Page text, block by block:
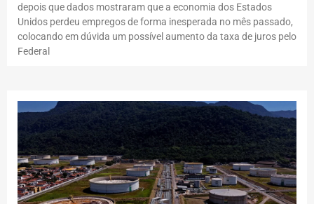
depois que dados mostraram que a economia dos Estados
Unidos perdeu empregos de forma inesperada no mês passado,
colocando em dúvida um possível aumento da taxa de juros pelo
Federal